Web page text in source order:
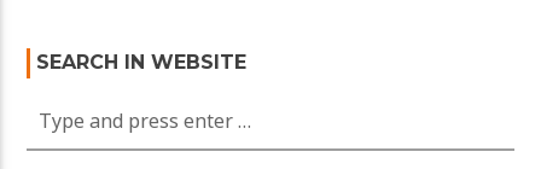
SEARCH IN WEBSITE